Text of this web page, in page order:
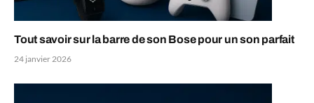
Tout savoir sur la barre de son Bose pour un son parfait
24 janvier 2026